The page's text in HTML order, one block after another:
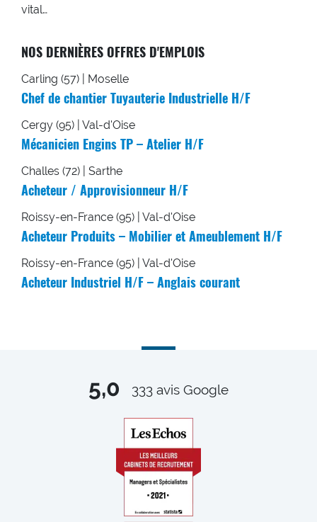
vital…
NOS DERNIÈRES OFFRES D'EMPLOIS
Carling (57) | Moselle
Chef de chantier Tuyauterie Industrielle H/F
Cergy (95) | Val-d'Oise
Mécanicien Engins TP – Atelier H/F
Challes (72) | Sarthe
Acheteur / Approvisionneur H/F
Roissy-en-France (95) | Val-d'Oise
Acheteur Produits – Mobilier et Ameublement H/F
Roissy-en-France (95) | Val-d'Oise
Acheteur Industriel H/F – Anglais courant
5,0 333 avis Google